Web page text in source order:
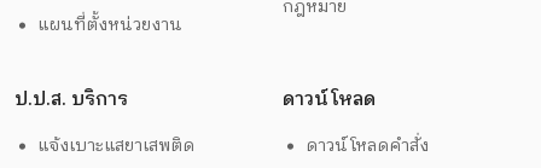
แผนที่ตั้งหน่วยงาน
กฎหมาย
ป.ป.ส. บริการ
แจ้งเบาะแสยาเสพติด
ดาวน์โหลด
ดาวน์โหลดคำสั่ง